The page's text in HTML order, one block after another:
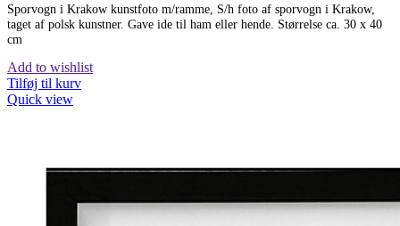
Sporvogn i Krakow kunstfoto m/ramme, S/h foto af sporvogn i Krakow,
taget af polsk kunstner. Gave ide til ham eller hende. Størrelse ca. 30 x 40
cm
Add to wishlist
Tilføj til kurv
Quick view